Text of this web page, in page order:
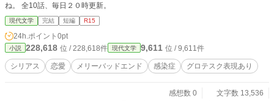
ね。 全10話、毎日２０時更新。
現代文学 完結 短編 R15
24h.ポイント 0pt
小説 228,618 位 / 228,618件 現代文学 9,611 位 / 9,611件
シリアス 恋愛 メリーバッドエンド 感染症 グロテスク表現あり
感想数 0
文字数 13,536